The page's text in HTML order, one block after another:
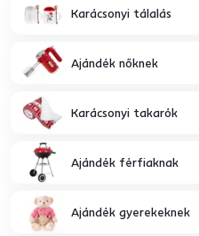
Karácsonyi tálalás
Ajándék nőknek
Karácsonyi takarók
Ajándék férfiaknak
Ajándék gyerekeknek